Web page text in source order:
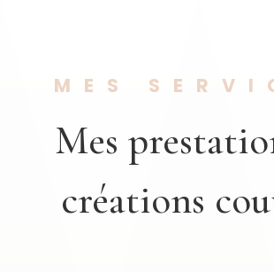
MES
Mes
créations